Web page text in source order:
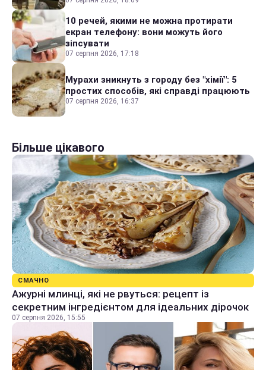
10 речей, якими не можна протирати
екран телефону: вони можуть його
зіпсувати
07 серпня 2026, 17:18
Мурахи зникнуть з городу без "хімії": 5
простих способів, які справді працюють
07 серпня 2026, 16:37
Більше цікавого
СМАЧНО
Ажурні млинці, які не рвуться: рецепт із
секретним інгредієнтом для ідеальних дірочок
07 серпня 2026, 15:55